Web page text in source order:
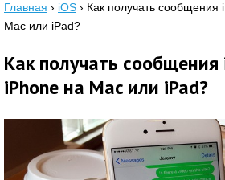
Главная › iOS › Как получать сообщения
Mac или iPad?
Как получать сообщения
iPhone на Mac или iPad?